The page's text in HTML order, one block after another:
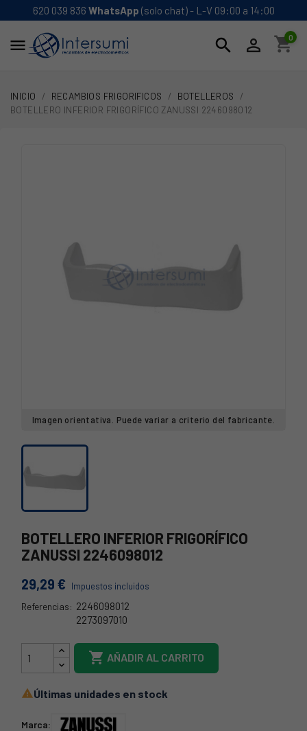
620 039 836 WhatsApp (solo chat) - L-V 09:00 a 14:00
 search  shopping_cart
0
INICIO RECAMBIOS FRIGORIFICOS
BOTELLEROS
BOTELLERO INFERIOR FRIGORÍFICO ZANUSSI 2246098012
Imagen orientativa. Puede variar a criterio del fabricante.
BOTELLERO INFERIOR FRIGORÍFICO
ZANUSSI 2246098012
29,29 € Impuestos incluidos
Referencias: 2246098012
2273097010
 AÑADIR AL CARRITO
Últimas unidades en stock
Marca: